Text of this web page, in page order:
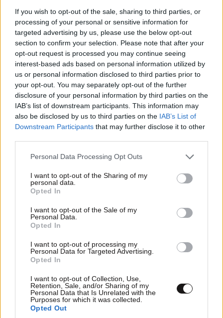
If you wish to opt-out of the sale, sharing to third parties, or
processing of your personal or sensitive information for
targeted advertising by us, please use the below opt-out
section to confirm your selection. Please note that after your
opt-out request is processed you may continue seeing
interest-based ads based on personal information utilized by
us or personal information disclosed to third parties prior to
your opt-out. You may separately opt-out of the further
disclosure of your personal information by third parties on the
IAB’s list of downstream participants. This information may
also be disclosed by us to third parties on the IAB’s List of
Downstream Participants that may further disclose it to other
Please note that this website/app uses one or more Google
not limited to your visit or usage behaviour. You may click to
grant or deny consent to Google and its third-party tags to
use your data for below specified purposes in below Google
consent section.
Personal Data Processing Opt Outs
I want to opt-out of the Sharing of my
personal data.
Opted In
I want to opt-out of the Sale of my
Personal Data.
Opted In
I want to opt-out of processing my
Personal Data for Targeted Advertising.
Opted In
I want to opt-out of Collection, Use,
Retention, Sale, and/or Sharing of my
Personal Data that Is Unrelated with the
Purposes for which it was collected.
Opted Out
Τό Σενάριο είναι σχεδόν τό ίδιο Από τήν
αρχή:Ίντριγκες Παράνομοι έρωτες, Απαγωγές
Εκβιασμοί, καί όλη ή Εγκληματική Φιλοσοφία σε Μία
σειρά, τό μόνο πού Άλλαζαν, ήταν τά Πρόσωπα Είχε
ένα βασικό Καστ, Καί Στήν Πορεία, παρέλασαν όλο τό
Καστ, Τής Ελληνικής Sowbiz Κατά τά άλλα, δεν είχε να
Δώσει τίποτα Περισσότερο Αφού τό Σενάριο, Πάνω-
Κατω Ήταν τό ίδιο, δύο τρία Επεισόδια αν έβλεπες,
είχες Δεί όλο τό σήριαλ, πού Παίζεται αν δεν κάνω
λάθος 5Χρονια, πολύ Υπερ-Εκτιμημενο, συνταγή
Βανας Γεωργίου, δεν Ξεφεύγει Καθόλου από τά
Κλισέ!!!